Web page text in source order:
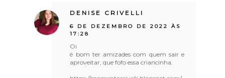
DENISE CRIVELLI
6 DE DEZEMBRO DE 2022 ÀS
17:28
Oi
é bom ter amizades com quem sair e
aproveitar, que fofo essa criancinha.